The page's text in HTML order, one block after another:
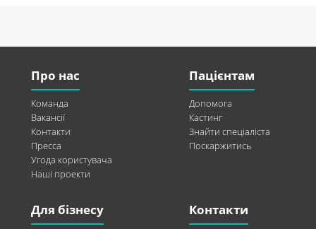
Про нас
Команда
Вакансії
Контакти
Пресса
Угода користувача
Наші проекти
Пацієнтам
Допомога
Кастинг
Знайти спеціаліста
Поскаржитись
Для бізнесу Контакти